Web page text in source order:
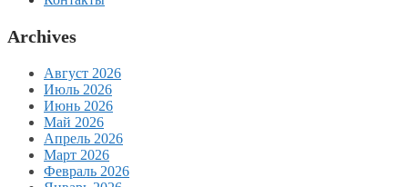
Archives
Август 2026
Июль 2026
Июнь 2026
Май 2026
Апрель 2026
Март 2026
Февраль 2026